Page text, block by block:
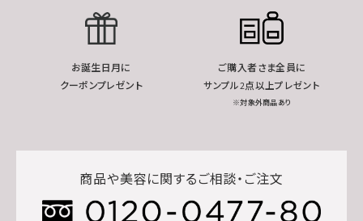
お誕生日月に
クーポンプレゼント
ご購入者さま全員に
サンプル2点以上プレゼント
※対象外商品あり
商品や美容に関するご相談・ご注文